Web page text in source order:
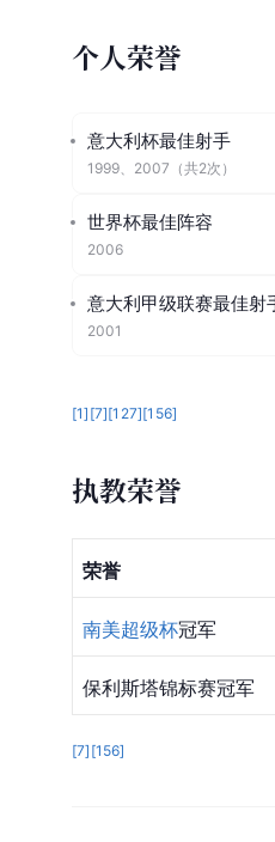
个人荣誉
意大利杯最佳射手
1999、 2007 （共2次）
世界杯最佳阵容
2006
意大利甲级联赛最佳射
2001
[1] [7][127][156]
执教荣誉
荣誉
南美超级杯冠军
保利斯塔锦标赛冠军
[7] [156]